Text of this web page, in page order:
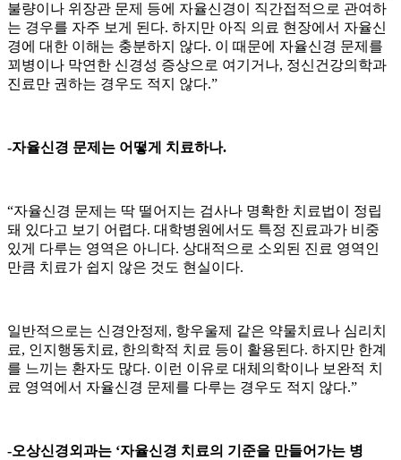
불량이나 위장관 문제 등에 자율신경이 직간접적으로 관여하
는 경우를 자주 보게 된다. 하지만 아직 의료 현장에서 자율신
경에 대한 이해는 충분하지 않다. 이 때문에 자율신경 문제를
꾀병이나 막연한 신경성 증상으로 여기거나, 정신건강의학과
진료만 권하는 경우도 적지 않다.”
-자율신경 문제는 어떻게 치료하나.
“자율신경 문제는 딱 떨어지는 검사나 명확한 치료법이 정립
돼 있다고 보기 어렵다. 대학병원에서도 특정 진료과가 비중
있게 다루는 영역은 아니다. 상대적으로 소외된 진료 영역인
만큼 치료가 쉽지 않은 것도 현실이다.
일반적으로는 신경안정제, 항우울제 같은 약물치료나 심리치
료, 인지행동치료, 한의학적 치료 등이 활용된다. 하지만 한계
를 느끼는 환자도 많다. 이런 이유로 대체의학이나 보완적 치
료 영역에서 자율신경 문제를 다루는 경우도 적지 않다.”
-오상신경외과는 ‘자율신경 치료의 기준을 만들어가는 병